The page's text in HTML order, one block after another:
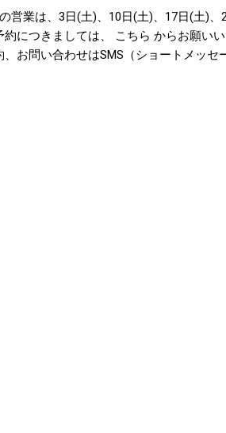
営業は、3日(土)、10日(土)、17日(土)
約につきましては、 こちら からお願い
、お問い合わせはSMS（ショートメッセ